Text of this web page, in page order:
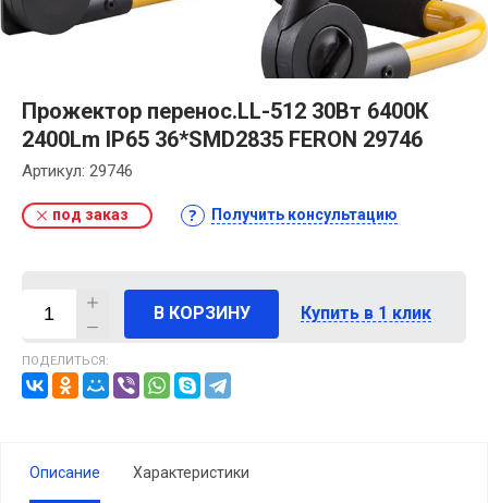
Прожектор перенос.LL-512 30Вт 6400К
2400Lm IP65 36*SMD2835 FERON 29746
Артикул: 29746
под заказ Получить консультацию
В КОРЗИНУ Купить в 1 клик
ПОДЕЛИТЬСЯ:
Описание Характеристики